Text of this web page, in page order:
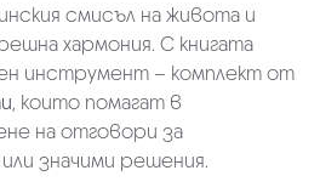
смисъл на живота и
хармония. С книгата
инструмент – комплект от
, които помагат в
на отговори за
значими решения.